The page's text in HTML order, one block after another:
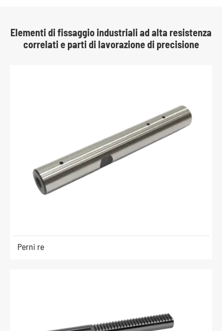
Elementi di fissaggio industriali ad alta resistenza
correlati e parti di lavorazione di precisione
Perni re